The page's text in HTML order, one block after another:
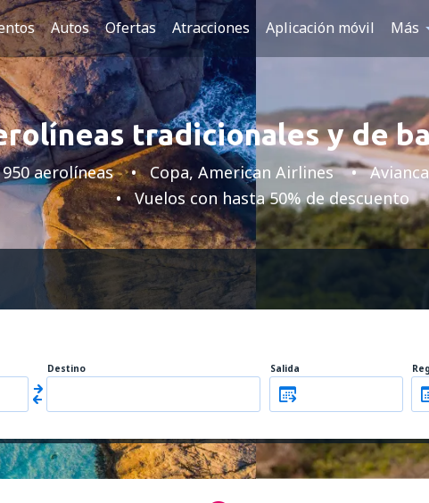
Autos Ofertas Atracciones Aplicación móvil Más
tradicionales y de
aerolíneas Copa, American Airlines
Vuelos con hasta 50% de descuento
Destino Salida